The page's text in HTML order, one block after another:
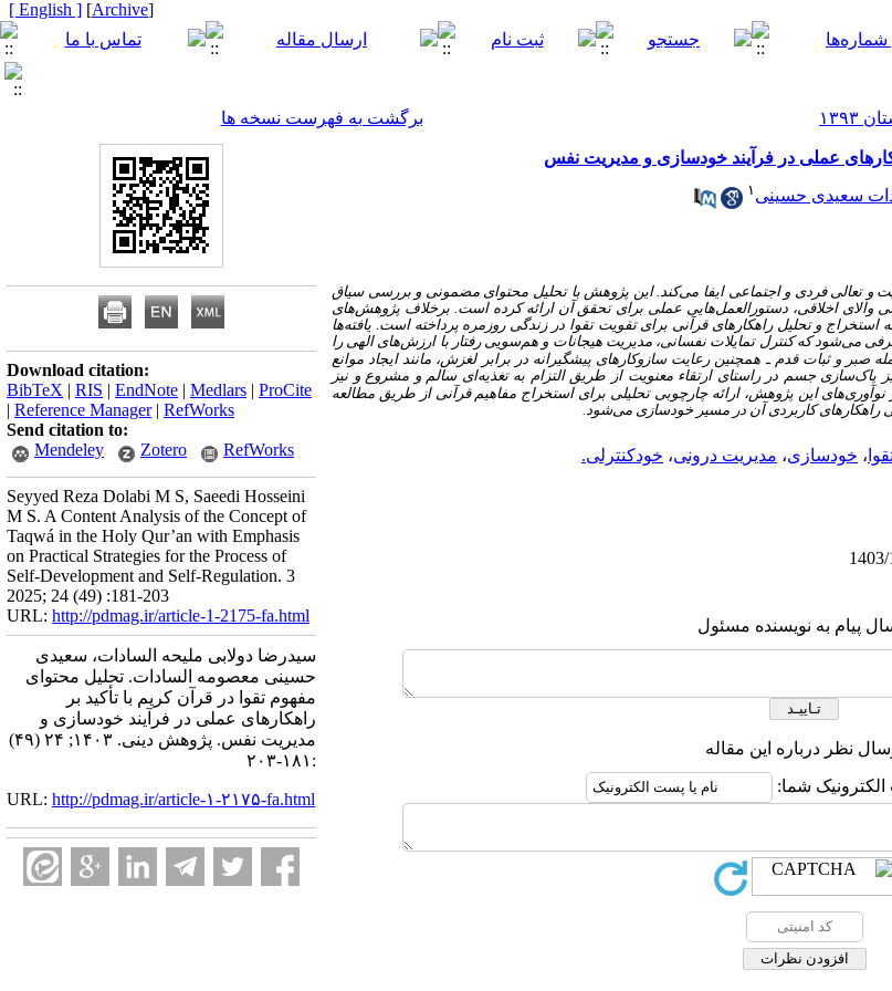
[
Archive
]
[ English ]
برگشت به فهرست نسخه ها
عملی در فرآیند خودسازی و مدیریت نفس
سعیدی حسینی ۱
و تعالی فردی و اجتماعی ایفا می‌کند. این پژوهش با تحلیل محتوای مضمونی و بررسی سیاق
والای اخلاقی، دستورالعمل‌هایی عملی برای تحقق آن ارائه کرده است. برخلاف پژوهش‌های
و تحلیل راهکارهای قرآنی برای تقویت تقوا در زندگی روزمره پرداخته است. یافته‌ها
می‌شود که کنترل تمایلات نفسانی، مدیریت هیجانات و هم‌سویی رفتار با ارزش‌های الهی را
صبر و ثبات قدم ـ همچنین رعایت سازوکارهای پیشگیرانه در برابر لغزش، مانند ایجاد موانع
پاک‌سازی جسم در راستای ارتقاء معنویت از طریق التزام به تغذیه‌ای سالم و مشروع و نیز
نوآوری‌های این پژوهش، ارائه چارچوبی تحلیلی برای استخراج مفاهیم قرآنی از طریق مطالعه
کاربردی آن در مسیر خودسازی می‌شود.
، خودسازی، مدیریت درونی، خودکنترلی.
پیام به نویسنده مسئول
نظر درباره این مقاله
شما:
Download citation:
BibTeX | RIS | EndNote | Medlars | ProCite
| Reference Manager| RefWorks
Send citation to:
Mendeley
Zotero RefWorks
Seyyed Reza Dolabi M S, Saeedi Hosseini
M S. A Content Analysis of the Concept of
Taqwá in the Holy Qur’an with Emphasis
on Practical Strategies for the Process of
Self-Development and Self-Regulation. 3
2025; 24 (49) :181-203
URL: http://pdmag.ir/article-1-2175-fa.html
سیدرضا دولابی ملیحه السادات، سعیدی
حسینی معصومه السادات. تحلیل محتوای
مفهوم تقوا در قرآن کریم با تأکید بر
راهکارهای عملی در فرآیند خودسازی و
مدیریت نفس. پژوهش دینی. ۱۴۰۳; ۲۴ (۴۹)
:۱۸۱-۲۰۳
URL: http://pdmag.ir/article-۱-۲۱۷۵-fa.html